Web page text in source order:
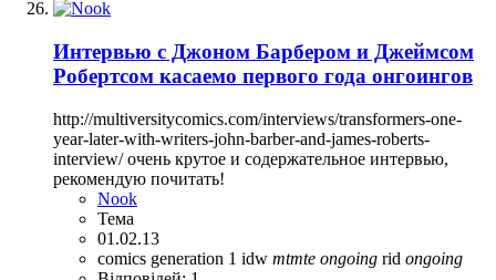
Интервью с Джоном Барбером и Джеймсом
Робертсом касаемо первого года онгоингов
http://multiversitycomics.com/interviews/transformers-one-
year-later-with-writers-john-barber-and-james-roberts-
interview/ очень крутое и содержательное интервью,
рекомендую почитать!
Nook
Тема
01.02.13
comics generation 1 idw mtmte ongoing rid ongoing